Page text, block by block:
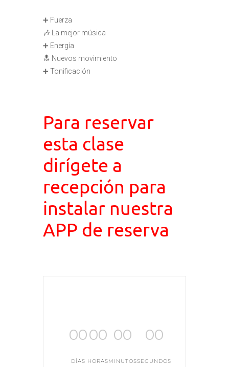
➕ Fuerza
🎶 La mejor música
➕ Energía
🔝 Nuevos movimiento
➕ Tonificación
Para reservar
esta clase
dirígete a
recepción para
instalar nuestra
APP de reserva
00
DÍAS
00
HORAS
00
MINUTOS
00
SEGUNDOS